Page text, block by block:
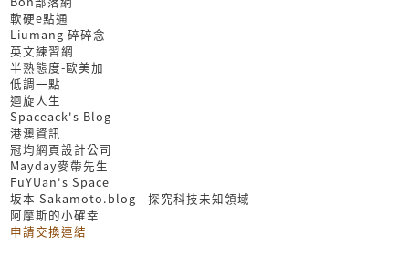
軟硬e點通
Liumang 碎碎念
英文練習網
半熟態度-歐美加
低調一點
迴旋人生
Spaceack's Blog
港澳資訊
冠均網頁設計公司
Mayday麥帶先生
FuYUan's Space
坂本 Sakamoto.blog - 探究科技未知領域
阿摩斯的小確幸
申請交換連結